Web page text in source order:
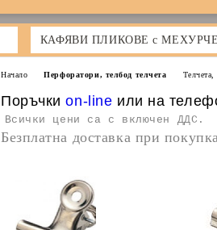
КАФЯВИ ПЛИКОВЕ с
Начало Перфоратори, телбод телчета
Поръчкиon-line или на
Всички цени са с включен ДДС.
Безплатна доставка при